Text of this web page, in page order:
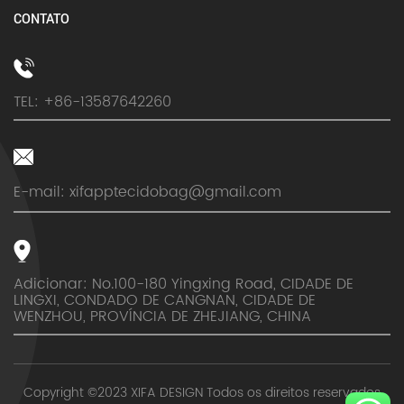
CONTATO
TEL: +86-13587642260
E-mail: xifapptecidobag@gmail.com
Adicionar: No.100-180 Yingxing Road, CIDADE DE
LINGXI, CONDADO DE CANGNAN, CIDADE DE
WENZHOU, PROVÍNCIA DE ZHEJIANG, CHINA
Copyright ©2023 XIFA DESIGN Todos os direitos reservados